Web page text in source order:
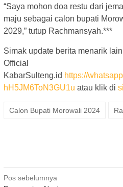
“Saya mohon doa restu dari
maju sebagai calon bupati
2029,” tutup Rachmansyah.***
Simak update berita menarik
Official
KabarSulteng.id https://
hH5JM6ToN3GU1u atau klik di
Calon Bupati Morowali 2024
Navigasi
Pos sebelumnya